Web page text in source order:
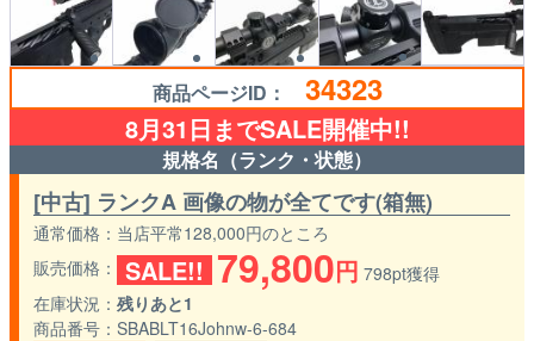
商品ページID： 34323
8月31日までSALE開催中!!
規格名（ランク・状態）
[中古] ランクA 画像の物が全てです(箱無)
通常価格
当店平常128,000円のところ
販売価格
SALE!! 79,800円 798pt獲得
在庫状況
残りあと1
商品番号
SBABLT16Johnw-6-684